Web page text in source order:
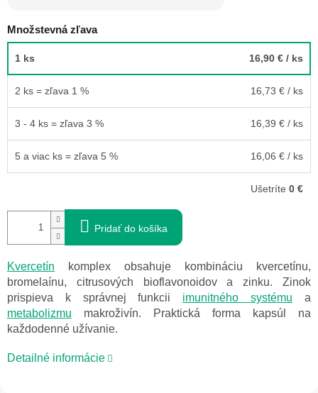
Množstevná zľava
1 ks 16,90 € / ks
2 ks = zľava 1 % 16,73 € / ks
3 - 4 ks = zľava 3 % 16,39 € / ks
5 a viac ks = zľava 5 % 16,06 € / ks
Ušetríte 0 €
Pridať do košíka
Kvercetín komplex obsahuje kombináciu kvercetínu,
bromelaínu, citrusových bioflavonoidov a zinku. Zinok
prispieva k správnej funkcii imunitného systému a
metabolizmu makroživín. Praktická forma kapsúl na
každodenné užívanie.
Detailné informácie